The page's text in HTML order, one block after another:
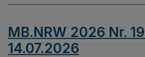
MB.NRW 2026 Nr.
14.07.2026